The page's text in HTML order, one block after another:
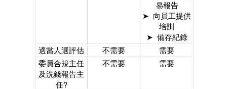
易報告
➤ 向員工提供
培訓
➤ 備存紀錄
適當人選評估
不需要
需要
委員合規主任
及洗錢報告主
任?
不需要 需要